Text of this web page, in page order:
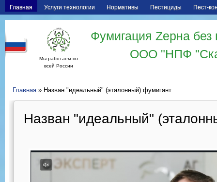
Главная Услуги технологии Нормативы Пестициды Пест-
Мы работаем по
всей России
Фумигация Zерна
ООО "НПФ
Главная » Назван "идеальный" (эталонный) фумигант
Назван "идеальный"